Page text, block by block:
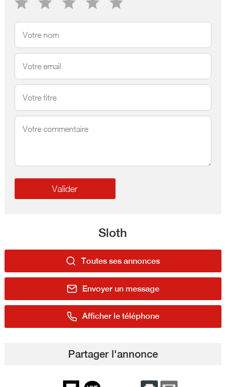
Sloth
Toutes ses annonces
Envoyer un message
Afficher le téléphone
Partager l'annonce